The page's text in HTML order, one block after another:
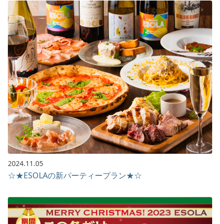
2024.11.05
☆★ESOLAの新パーティープラン★☆